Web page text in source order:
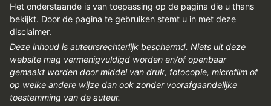
Topmenu
INLOGGEN
REGISTREREN
ADVERTEREN
MELDPUNT
Het onderstaande is van toepassing op de pagina die u thans
bekijkt. Door de pagina te gebruiken stemt u in met deze
disclaimer.
Deze inhoud is auteursrechterlijk beschermd. Niets uit deze
website mag vermenigvuldigd worden en/of openbaar
gemaakt worden door middel van druk, fotocopie, microfilm of
op welke andere wijze dan ook zonder voorafgaandelijke
toestemming van de auteur.